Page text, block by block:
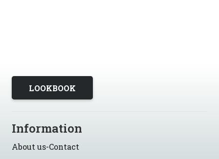
LOOKBOOK
Information
About us-Contact